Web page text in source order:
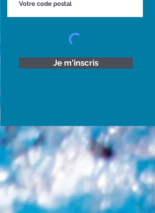
Je m'inscris